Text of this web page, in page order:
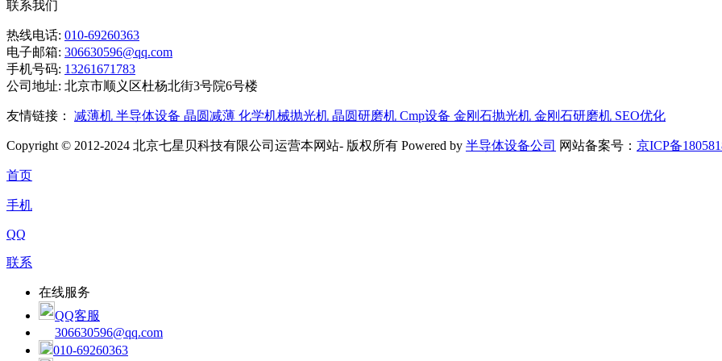
联系我们
热线电话: 010-69260363
电子邮箱: 306630596@qq.com
手机号码: 13261671783
公司地址: 北京市顺义区杜杨北街3号院6号楼
友情链接： 减薄机 半导体设备 晶圆减薄 化学机械抛光机 晶圆研磨机 Cmp设备 金刚石抛光机 金刚石研磨机 SEO优化
Copyright © 2012-2024 北京七星贝科技有限公司运营本网站- 版权所有 Powered by 半导体设备公司 网站备案号： 京ICP备
首页
手机
QQ
联系
在线服务
QQ客服
306630596@qq.com
010-69260363